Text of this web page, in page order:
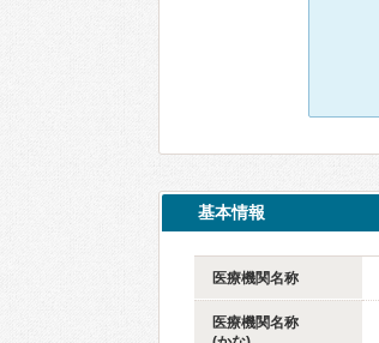
基本情報
医療機関名称
医療機関名称